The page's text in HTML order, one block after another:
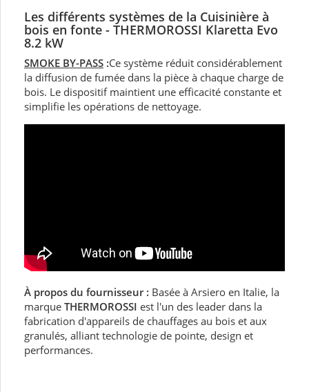
Les différents systèmes de la Cuisinière à
bois en fonte - THERMOROSSI Klaretta Evo
8.2 kW
SMOKE BY-PASS :Ce système réduit considérablement
la diffusion de fumée dans la pièce à chaque charge de
bois. Le dispositif maintient une efficacité constante et
simplifie les opérations de nettoyage.
À propos du fournisseur : Basée à Arsiero en Italie, la
marque THERMOROSSI est l'un des leader dans la
fabrication d'appareils de chauffages au bois et aux
granulés, alliant technologie de pointe, design et
performances.